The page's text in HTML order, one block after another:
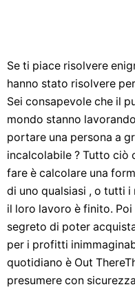
Se ti piace risolvere
hanno stato risolvere
Sei consapevole che il
mondo stanno
portare una persona a
incalcolabile ? Tutto ciò
fare è calcolare una
di uno qualsiasi , o tutti
il loro lavoro è finito.
segreto di poter
per i profitti
quotidiano è Out
presumere con